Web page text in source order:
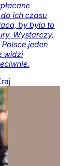
ich czasu
by była to
Wystarczy,
jeden
widzi